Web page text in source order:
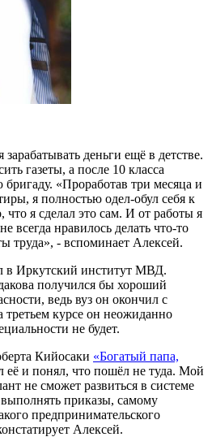
деньги ещё в детстве.
газеты, а после 10 класса
бригаду. «Проработав три месяца и
я полностью одел-обул себя к
я сделал это сам. И от работы я
всегда нравилось делать что-то
труда», - вспоминает Алексей.
в Иркутский институт МВД.
получился бы хороший
ведь вуз он окончил с
третьем курсе он неожиданно
не будет.
Кийосаки «Богатый папа,
её и понял, что пошёл не туда. Мой
не сможет развиться в системе
приказы, самому
предпринимательского
Алексей.